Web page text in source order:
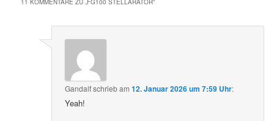
11 KOMMENTARE ZU „FG100 STELLARATOR“
Gandalfschriebam12. Januar 2026 um 7:59 Uhr:
Yeah!